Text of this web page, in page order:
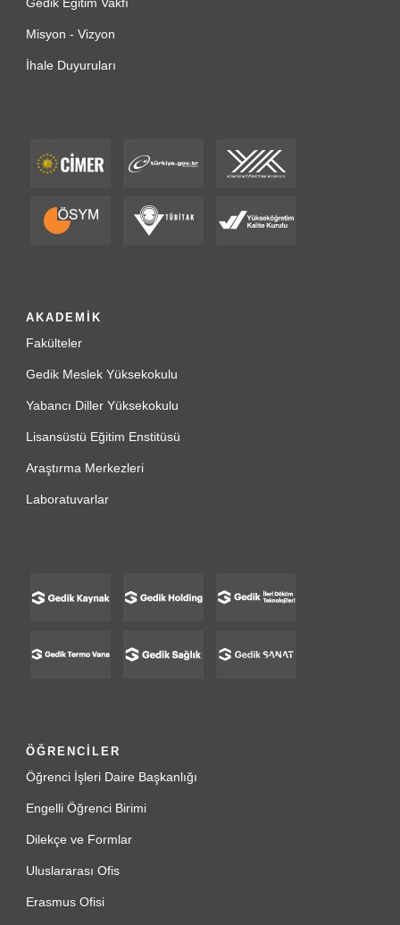
Misyon - Vizyon
İhale Duyuruları
AKADEMİK
Fakülteler
Gedik Meslek Yüksekokulu
Yabancı Diller Yüksekokulu
Lisansüstü Eğitim Enstitüsü
Araştırma Merkezleri
Laboratuvarlar
ÖĞRENCİLER
Öğrenci İşleri Daire Başkanlığı
Engelli Öğrenci Birimi
Dilekçe ve Formlar
Uluslararası Ofis
Erasmus Ofisi